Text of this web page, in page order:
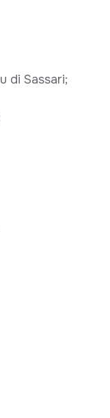
di Sassari;